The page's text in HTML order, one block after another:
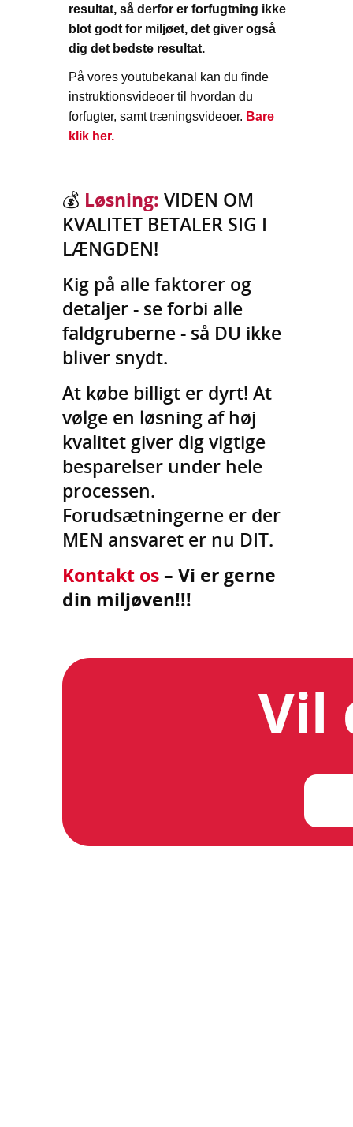
resultat, så derfor er forfugtning ikke
blot godt for miljøet, det giver også
dig det bedste resultat.
På vores youtubekanal kan du finde
instruktionsvideoer til hvordan du
forfugter, samt træningsvideoer. Bare
klik her.
💰 Løsning: VIDEN OM
KVALITET BETALER SIG I
LÆNGDEN!
Kig på alle faktorer og
detaljer - se forbi alle
faldgruberne - så DU ikke
bliver snydt.
At købe billigt er dyrt! At
vølge en løsning af høj
kvalitet giver dig vigtige
besparelser under hele
processen.
Forudsætningerne er der
MEN ansvaret er nu DIT.
Kontakt os – Vi er gerne
din miljøven!!!